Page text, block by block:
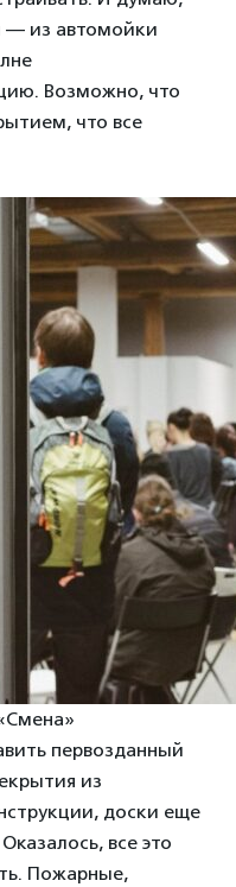
— из автомойки
Возможно, что
что все
первозданный
из
доски еще
все это
Пожарные,